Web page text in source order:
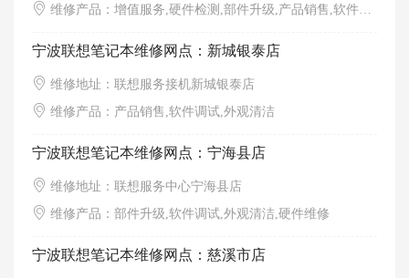
维修产品：增值服务,硬件检测,部件升级,产品销售,软件调试,外观清洁
宁波联想笔记本维修网点：新城银泰店
维修地址：联想服务接机新城银泰店
维修产品：产品销售,软件调试,外观清洁
宁波联想笔记本维修网点：宁海县店
维修地址：联想服务中心宁海县店
维修产品：部件升级,软件调试,外观清洁,硬件维修
宁波联想笔记本维修网点：慈溪市店